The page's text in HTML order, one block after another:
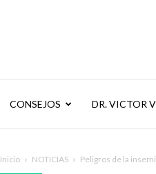
CONSEJOS DR. VICTOR
Inicio NOTICIAS Peligros de la